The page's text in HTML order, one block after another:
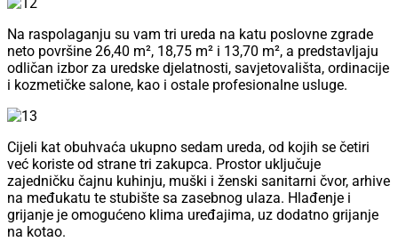
Na raspolaganju su vam tri ureda na katu poslovne zgrade
neto površine 26,40 m², 18,75 m² i 13,70 m², a predstavljaju
odličan izbor za uredske djelatnosti, savjetovališta, ordinacije
i kozmetičke salone, kao i ostale profesionalne usluge.
Cijeli kat obuhvaća ukupno sedam ureda, od kojih se četiri
već koriste od strane tri zakupca. Prostor uključuje
zajedničku čajnu kuhinju, muški i ženski sanitarni čvor, arhive
na međukatu te stubište sa zasebnog ulaza. Hlađenje i
grijanje je omogućeno klima uređajima, uz dodatno grijanje
na kotao.